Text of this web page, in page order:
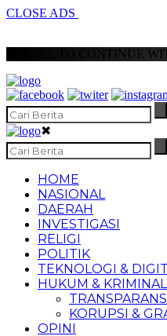
CLOSE ADS
SCROLL TO CONTINUE
✖
HOME
NASIONAL
DAERAH
INVESTIGASI
RELIGI
POLITIK
TEKNOLOGI &
HUKUM & KRIMINAL
KORUPSI &
OPINI